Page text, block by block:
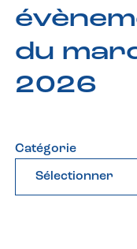
du
2026
Catégorie
Sélectionner